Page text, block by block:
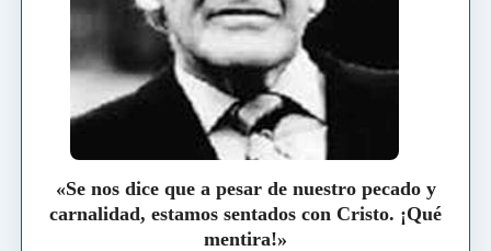
«Se nos dice que a pesar de nuestro pecado y
carnalidad, estamos sentados con Cristo. ¡Qué
mentira!»